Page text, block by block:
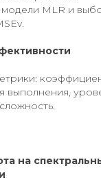
MLR и
выполнения,
на